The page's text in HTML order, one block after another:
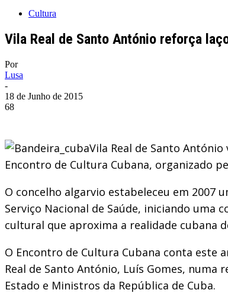
Cultura
Vila Real de Santo António reforça
Por
Lusa
-
18 de Junho de 2015
68
Vila Real de Santo
Encontro de Cultura Cubana, organizado
O concelho algarvio estabeleceu em 2007
Serviço Nacional de Saúde, iniciando uma
cultural que aproxima a realidade cubana
O Encontro de Cultura Cubana conta este
Real de Santo António, Luís Gomes,
Estado e Ministros da República de Cuba.